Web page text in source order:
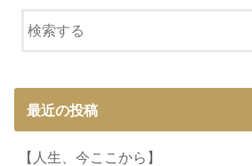
最近の投稿
【人生、今ここから】